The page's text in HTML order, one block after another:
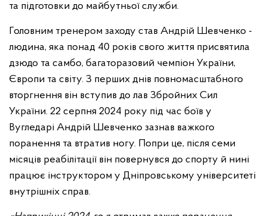
та підготовки до майбутньої служби.
Головним тренером заходу став Андрій Шевченко -
людина, яка понад 40 років свого життя присвятила
дзюдо та самбо, багаторазовий чемпіон України,
Європи та світу. З перших днів повномасштабного
вторгнення він вступив до лав Збройних Сил
України. 22 серпня 2024 року під час боїв у
Вугледарі Андрій Шевченко зазнав важкого
поранення та втратив ногу. Попри це, після семи
місяців реабілітації він повернувся до спорту й нині
працює інструктором у Дніпровському університеті
внутрішніх справ.